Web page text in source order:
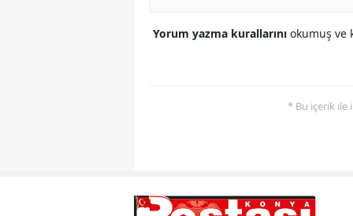
Yorum yazma kurallarını okumuş ve
* Bu içerik ile